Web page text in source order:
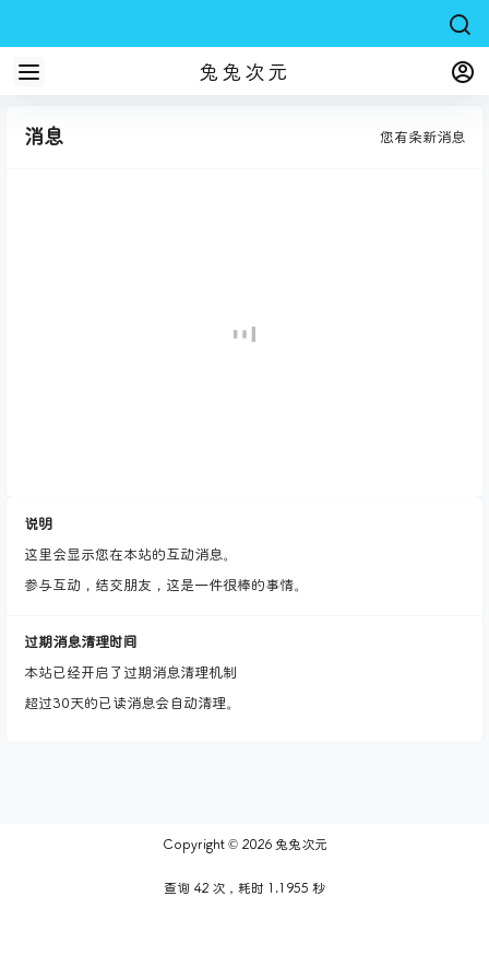
兔兔次元
消息 您有条新消息
说明
这里会显示您在本站的互动消息。
参与互动，结交朋友，这是一件很棒的事情。
过期消息清理时间
本站已经开启了过期消息清理机制
超过30天的已读消息会自动清理。
Copyright © 2026兔兔次元
查询 42 次，耗时 1.1955 秒